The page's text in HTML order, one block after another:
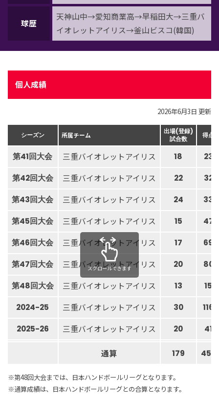
球歴
天神山中→愛知商業高→早稲田大→三重バ
イオレットアイリス→釜山ビスコ(韓国)
個人成績
2026年6月3日 更新
シーズン 所属チーム
出場(登録)
試合数
得点
第41回大会 三重バイオレットアイリス 18 23
第42回大会 三重バイオレットアイリス 22 32
第43回大会 三重バイオレットアイリス 24 33
第45回大会 三重バイオレットアイリス 15 47
第46回大会 三重バイオレットアイリス 17 69
第47回大会 三重バイオレットアイリス 20 80
第48回大会 三重バイオレットアイリス 13 15
2024-25 三重バイオレットアイリス 30 116
2025-26 三重バイオレットアイリス 20 41
通算 179 456
スクロールできます
※第48回大会までは、日本ハンドボールリーグとなります。
※通算成績は、日本ハンドボールリーグとの合算となります。